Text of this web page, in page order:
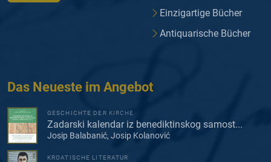
Einzigartige Bücher
Antiquarische Bücher
Das Neueste im Angebot
GESCHICHTE DER KIRCHE
Zadarski kalendar iz benediktinskog samost...
Josip Balabanić, Josip Kolanović
KROATISCHE LITERATUR